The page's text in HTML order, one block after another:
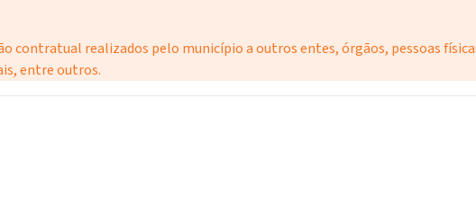
contratual realizados pelo município a outros entes, órgãos, pessoas
entre outros.